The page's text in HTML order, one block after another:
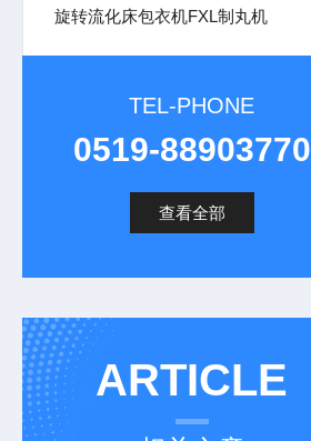
旋转流化床包衣机FXL制丸机
TEL-PHONE
0519-88903770
查看全部
ARTICLE